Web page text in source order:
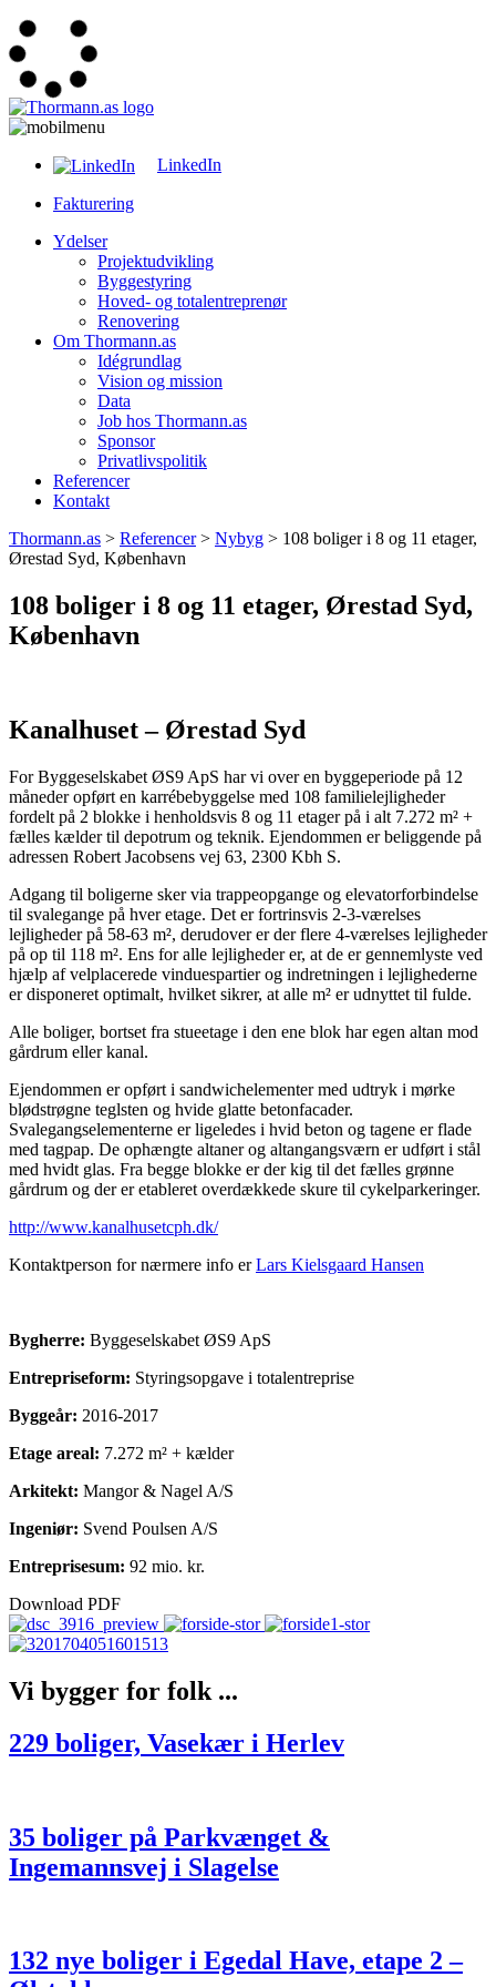
LinkedIn
Fakturering
Ydelser
Projektudvikling
Byggestyring
Hoved- og totalentreprenør
Renovering
Om Thormann.as
Idégrundlag
Vision og mission
Data
Job hos Thormann.as
Sponsor
Privatlivspolitik
Referencer
Kontakt
Thormann.as > Referencer > Nybyg > 108 boliger i 8 og 11 etager,
Ørestad Syd, København
108 boliger i 8 og 11 etager, Ørestad Syd,
København
Kanalhuset – Ørestad Syd
For Byggeselskabet ØS9 ApS har vi over en byggeperiode på 12
måneder opført en karrébebyggelse med 108 familielejligheder
fordelt på 2 blokke i henholdsvis 8 og 11 etager på i alt 7.272 m² +
fælles kælder til depotrum og teknik. Ejendommen er beliggende på
adressen Robert Jacobsens vej 63, 2300 Kbh S.
Adgang til boligerne sker via trappeopgange og elevatorforbindelse
til svalegange på hver etage. Det er fortrinsvis 2-3-værelses
lejligheder på 58-63 m², derudover er der flere 4-værelses lejligheder
på op til 118 m². Ens for alle lejligheder er, at de er gennemlyste ved
hjælp af velplacerede vinduespartier og indretningen i lejlighederne
er disponeret optimalt, hvilket sikrer, at alle m² er udnyttet til fulde.
Alle boliger, bortset fra stueetage i den ene blok har egen altan mod
gårdrum eller kanal.
Ejendommen er opført i sandwichelementer med udtryk i mørke
blødstrøgne teglsten og hvide glatte betonfacader.
Svalegangselementerne er ligeledes i hvid beton og tagene er flade
med tagpap. De ophængte altaner og altangangsværn er udført i stål
med hvidt glas. Fra begge blokke er der kig til det fælles grønne
gårdrum og der er etableret overdækkede skure til cykelparkeringer.
http://www.kanalhusetcph.dk/
Kontaktperson for nærmere info erLars Kielsgaard Hansen
Bygherre: Byggeselskabet ØS9 ApS
Entrepriseform: Styringsopgave i totalentreprise
Byggeår: 2016-2017
Etage areal: 7.272 m² + kælder
Arkitekt: Mangor & Nagel A/S
Ingeniør: Svend Poulsen A/S
Entreprisesum: 92 mio. kr.
Download PDF
Vi bygger for folk ...
229 boliger, Vasekær i Herlev
35 boliger på Parkvænget &
Ingemannsvej i Slagelse
132 nye boliger i Egedal Have, etape 2 –